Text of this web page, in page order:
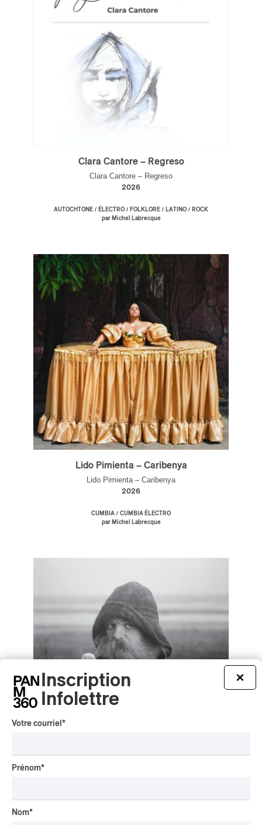
Clara Cantore – Regreso
Clara Cantore – Regreso
2026
AUTOCHTONE / ÉLECTRO / FOLKLORE / LATINO / ROCK
par Michel Labrecque
Lido Pimienta – Caribenya
Lido Pimienta – Caribenya
2026
CUMBIA / CUMBIA ÉLECTRO
par Michel Labrecque
×
Inscription
Infolettre
Votre courriel *
Prénom*
Nom*